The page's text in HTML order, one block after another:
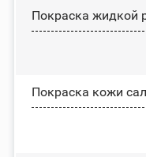
Покраска жидкой
Покраска кожи